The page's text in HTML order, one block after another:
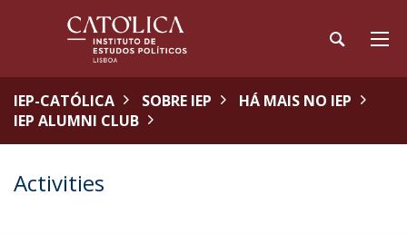
IEP-CATÓLICA SOBRE IEP
HÁ MAIS NO IEP
IEP ALUMNI CLUB
Activities